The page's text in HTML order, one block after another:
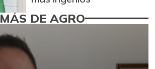
MÁS DE AGRO